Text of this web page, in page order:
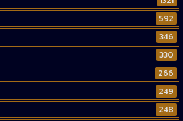
592
346
330
266
249
248